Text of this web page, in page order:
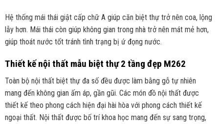
Hệ thống mái thái giật cấp chữ A giúp căn biệt thự trở nên coa, lộng
lẫy hơn. Mái thái còn giúp không gian trong nhà trở nên mát mẻ hơn,
giúp thoát nước tốt tránh tình trạng bị ứ đọng nước.
Thiết kế nội thất mẫu biệt thự 2 tầng đẹp M262
Toàn bộ nội thất biệt thự đa số đều được làm bằng gỗ tự nhiên
mang đến không gian ấm áp, gần gũi. Các món đồ nội thất được
thiết kế theo phong cách hiện đại hài hòa với phong cách thiết kế
ngoại thất. Nội thất được bố trí khoa học mang đến sự sang trọng,